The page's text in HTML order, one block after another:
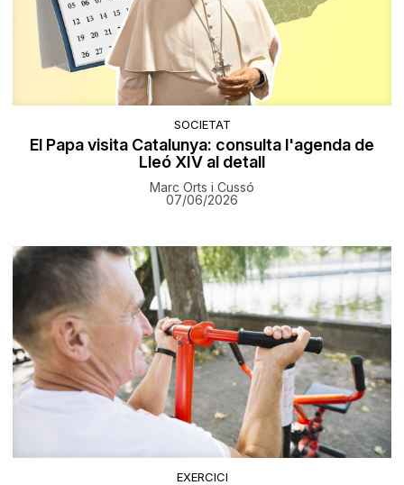
SOCIETAT
El Papa visita Catalunya: consulta l'agenda de
Lleó XIV al detall
Marc Orts i Cussó
07/06/2026
EXERCICI